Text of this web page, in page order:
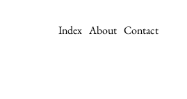
Index About Contact